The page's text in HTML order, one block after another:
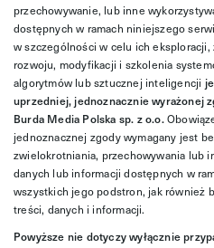
przechowywanie, lub inne
dostępnych w ramach niniejszego
w szczególności w celu ich
rozwoju, modyfikacji i szkolenia
algorytmów lub sztucznej inteligencji
uprzedniej, jednoznacznie wyrażonej
Burda Media Polska sp. z o.o.
jednoznacznej zgody wymagany jest
zwielokrotniania, przechowywania lub
danych lub informacji dostępnych w
wszystkich jego podstron, jak również
treści, danych i informacji.
Powyższe nie dotyczy wyłącznie